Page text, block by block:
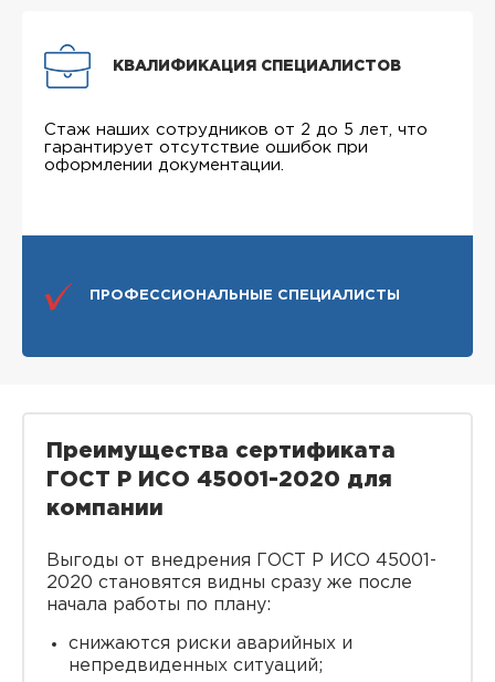
КВАЛИФИКАЦИЯ СПЕЦИАЛИСТОВ
Стаж наших сотрудников от 2 до 5 лет, что
гарантирует отсутствие ошибок при
оформлении документации.
ПРОФЕССИОНАЛЬНЫЕ СПЕЦИАЛИСТЫ
Преимущества сертификата
ГОСТ Р ИСО 45001-2020 для
компании
Выгоды от внедрения ГОСТ Р ИСО 45001-
2020 становятся видны сразу же после
начала работы по плану:
снижаются риски аварийных и
непредвиденных ситуаций;